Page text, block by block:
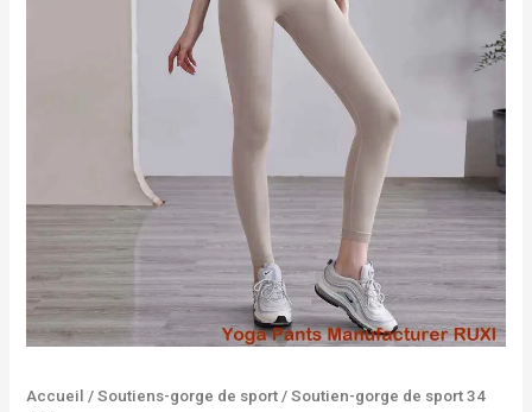
Accueil /Soutiens-gorge de sport / Soutien-gorge de sport 34